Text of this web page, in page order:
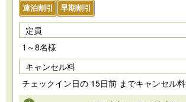
連泊割引 早期割引
定員
1～8名様
キャンセル料
チェックイン日の 15日前 までキャンセル